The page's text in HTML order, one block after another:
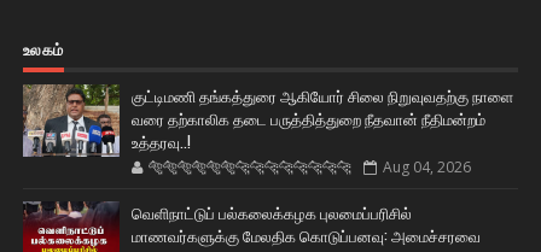
உலகம்
குட்டிமணி தங்கத்துரை ஆகியோர் சிலை நிறுவுவதற்கு நாளை
வரை தற்காலிக தடை பருத்தித்துறை நீதவான் நீதிமன்றம்
உத்தரவு..!
🐅🐅🐅🐅🐅🐅🐆🐆🐆🐆🐆🐆🐆🐆 Aug 04, 2026
வெளிநாட்டுப் பல்கலைக்கழக புலமைப்பரிசில்
மாணவர்களுக்கு மேலதிக கொடுப்பனவு: அமைச்சரவை